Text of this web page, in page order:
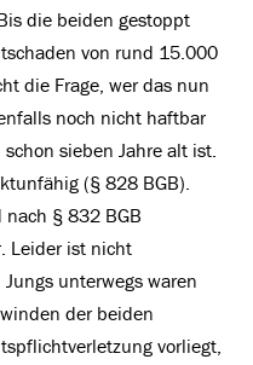
die beiden gestoppt
von rund 15.000
die Frage, wer das nun
noch nicht haftbar
sieben Jahre alt ist.
(§ 828 BGB).
nach § 832 BGB
Leider ist nicht
unterwegs waren
der beiden
vorliegt,